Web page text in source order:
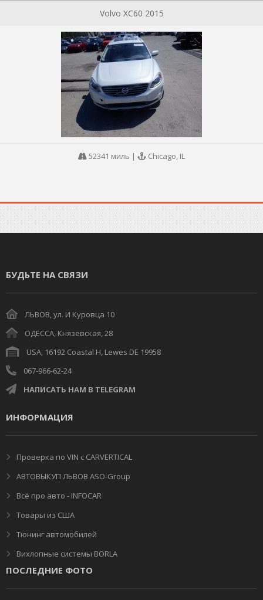
Volvo XC60 2015
52341 миль | Chicago, IL
БУДЬТЕ НА СВЯЗИ
ЛЬВОВ, ул. И Куровца 10
ОДЕССА, Князевская, 28
USA, 16192 Coastal H, Lewes DE 19958
067-966-62-24
НАПИСАТЬ НАМ В TELEGRAM
ИНФОРМАЦИЯ
Проверка по VIN с CARVERTICAL
АВТОВЫКУП ЛЬВОВ ASO-Group
Всё про авто - INFOCAR
Товары из США
Тюнинг автомобилей
Вихлопные системы BORLA
ПОСЛЕДНИЕ ФОТО